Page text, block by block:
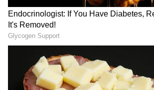
మంచిది. ఇకపోతే చాలామంది వివిధ
చేస్తుంటారు.ఇలా వివిధ భంగిమలలో
తగినన్ని జాగ్రత్తలు తీసుకోకపోతే మరిన్ని
ఎదుర్కొనే పరిస్థితులు ఏర్పడుతుంది.